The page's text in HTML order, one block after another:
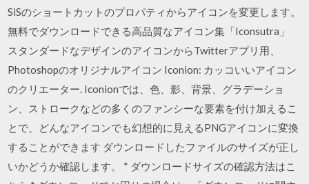
SiSのショートカットのプロパティからアイコンを変更します。
無料でダウンロードできる高品質なアイコン集「Iconsutra」
スタンダードなデザインのアイコンからTwitterアプリ用、
Photoshopのオリジナルアイコン Iconion: カッコいいアイコン
のクリエーター. Iconionでは、色、影、背景、グラデーショ
ン、ストロークなどの多くのファンシーな要素を付け加えるこ
とで、どんなアイコンでも幻想的に見えるPNGアイコンに変換
することができます ダウンロードしたファイルのサイズが正し
いかどうか確認します。 * ダウンロードサイズの確認方法はこ